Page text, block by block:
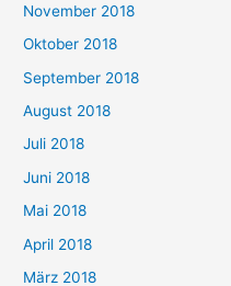
November 2018
Oktober 2018
September 2018
August 2018
Juli 2018
Juni 2018
Mai 2018
April 2018
März 2018